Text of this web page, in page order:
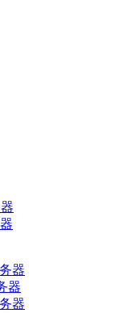
器
器
器